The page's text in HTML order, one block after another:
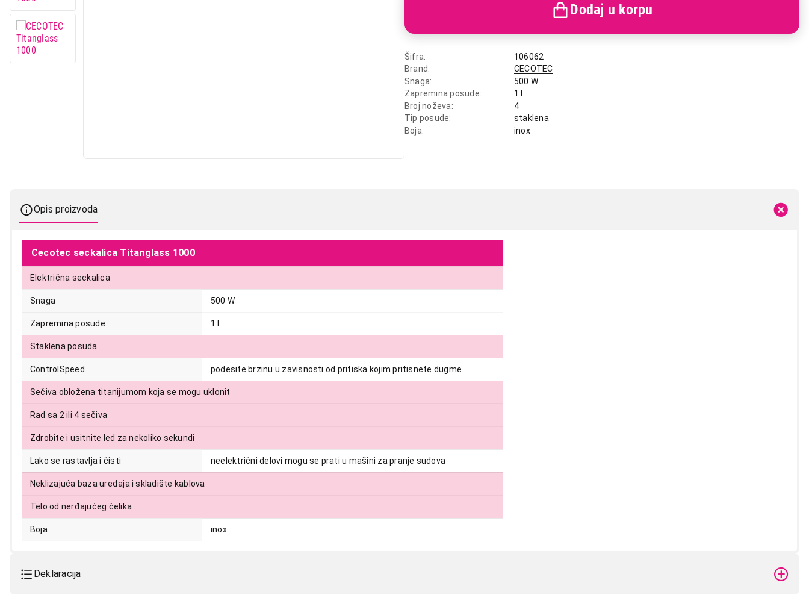
Sve za kuću i baštu
Šifra
106062
Brand
CECOTEC
Snaga
500 W
Zapremina posude
1 l
Broj noževa
4
Tip posude
staklena
Boja
inox
Dodaj u korpu
Opis proizvoda
Cecotec seckalica Titanglass 1000
Električna seckalica
Snaga 500 W
Zapremina posude 1 l
Staklena posuda
ControlSpeed podesite brzinu u zavisnosti od pritiska kojim pritisnete dugme
Sečiva obložena titanijumom koja se mogu uklonit
Rad sa 2 ili 4 sečiva
Zdrobite i usitnite led za nekoliko sekundi
Lako se rastavlja i čisti neelektrični delovi mogu se prati u mašini za pranje sudova
Neklizajuća baza uređaja i skladište kablova
Telo od nerđajućeg čelika
Boja inox
Deklaracija
4.499,00
SECKALICE
CECOTEC Titanglass 1000